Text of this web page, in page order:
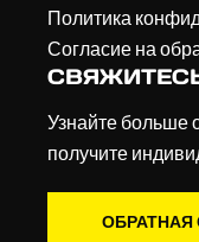
Политика
Согласие на
Узнайте больше
получите
ОБРАТНАЯ